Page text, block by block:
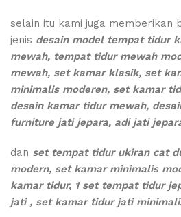
selain itu kami juga memberikan
jenis desain model tempat tidur
mewah, tempat tidur mewah
mewah, set kamar klasik, set
minimalis moderen, set kamar
desain kamar tidur mewah,
furniture jati jepara, adi jati
dan set tempat tidur ukiran cat
modern, set kamar minimalis
kamar tidur, 1 set tempat tidur
jati , set kamar tidur jati